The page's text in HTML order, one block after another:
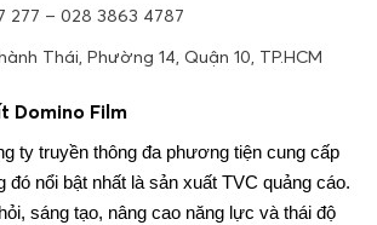
277 – 028 3863 4787
Thái, Phường 14, Quận 10, TP.HCM
Domino Film
ty truyền thông đa phương tiện cung cấp
đó nổi bật nhất là sản xuất TVC quảng cáo.
sáng tạo, nâng cao năng lực và thái độ